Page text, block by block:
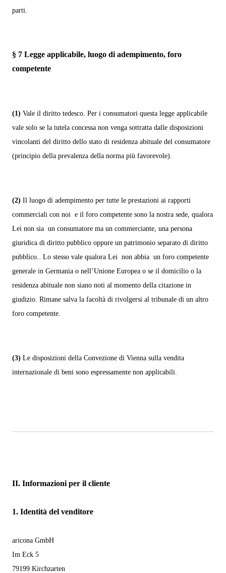
parti.
§ 7 Legge applicabile, luogo di adempimento, foro
competente
(1) Vale il diritto tedesco. Per i consumatori questa legge applicabile
vale solo se la tutela concessa non venga sottratta dalle disposizioni
vincolanti del diritto dello stato di residenza abituale del consumatore
(principio della prevalenza della norma più favorevole).
(2) Il luogo di adempimento per tutte le prestazioni ai rapporti
commerciali con noi e il foro competente sono la nostra sede, qualora
Lei non sia un consumatore ma un commerciante, una persona
giuridica di diritto pubblico oppure un patrimonio separato di diritto
pubblico.. Lo stesso vale qualora Lei non abbia un foro competente
generale in Germania o nell’Unione Europea o se il domicilio o la
residenza abituale non siano noti al momento della citazione in
giudizio. Rimane salva la facoltà di rivolgersi al tribunale di un altro
foro competente.
(3) Le disposizioni della Convezione di Vienna sulla vendita
internazionale di beni sono espressamente non applicabili.
II. Informazioni per il cliente
1. Identità del venditore
aricona GmbH
Im Eck 5
79199 Kirchzarten